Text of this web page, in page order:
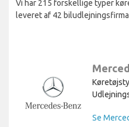
Vi har 215 forskellige typer
leveret af 42
Se